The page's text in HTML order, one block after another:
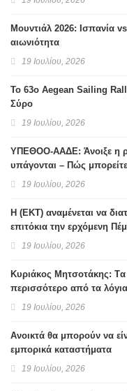
Μουντιάλ 2026: Ισπανία
αιωνιότητα
19 Ιουλίου, 2026
Το 63ο Aegean Sailing
Σύρο
19 Ιουλίου, 2026
ΥΠΕΘΟΟ-ΑΑΔΕ: Άνοιξε η
υπάγονται – Πώς
19 Ιουλίου, 2026
H (ΕΚΤ) αναμένεται να
επιτόκια την ερχόμενη
19 Ιουλίου, 2026
Κυριάκος Μητσοτάκης: Tα
περισσότερο από τα λόγια
19 Ιουλίου, 2026
Ανοικτά θα μπορούν να
εμπορικά καταστήματα
19 Ιουλίου, 2026